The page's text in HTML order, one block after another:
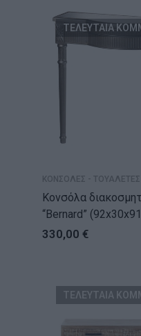
ΤΕΛΕΥΤΑΙΑ
ΚΟΝΣΟΛΕΣ - ΤΟΥΑΛΕΤΕΣ
Κονσόλα
“Bernard”
330,00 €
ΤΕΛΕΥΤΑΙΑ